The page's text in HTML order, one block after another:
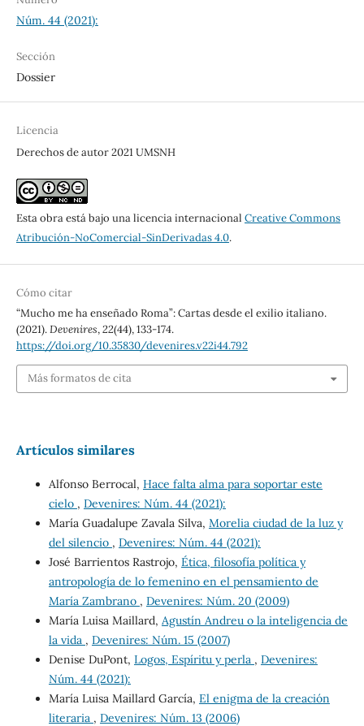
Núm. 44 (2021):
Sección
Dossier
Licencia
Derechos de autor 2021 UMSNH
Esta obra está bajo una licencia internacional Creative Commons
Atribución-NoComercial-SinDerivadas 4.0.
Cómo citar
“Mucho me ha enseñado Roma”: Cartas desde el exilio italiano.
(2021).Devenires,22(44), 133-174.
https://doi.org/10.35830/devenires.v22i44.792
Más formatos de cita
Artículos similares
Alfonso Berrocal, Hace falta alma para soportar este
cielo , Devenires: Núm. 44 (2021):
María Guadalupe Zavala Silva, Morelia ciudad de la luz y
del silencio , Devenires: Núm. 44 (2021):
José Barrientos Rastrojo, Ética, filosofía política y
antropología de lo femenino en el pensamiento de
María Zambrano , Devenires: Núm. 20 (2009)
María Luisa Maillard, Agustín Andreu o la inteligencia de
la vida , Devenires: Núm. 15 (2007)
Denise DuPont, Logos, Espíritu y perla , Devenires:
Núm. 44 (2021):
María Luisa Maillard García, El enigma de la creación
literaria , Devenires: Núm. 13 (2006)